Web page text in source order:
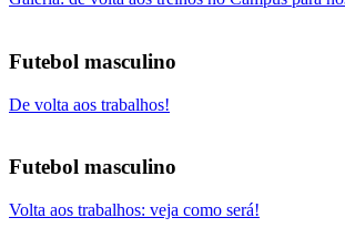
Futebol masculino
De volta aos trabalhos!
Futebol masculino
Volta aos trabalhos: veja como será!